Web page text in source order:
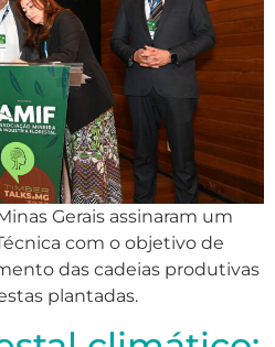
Gerais assinaram um
com o objetivo de
das cadeias produtivas
plantadas.